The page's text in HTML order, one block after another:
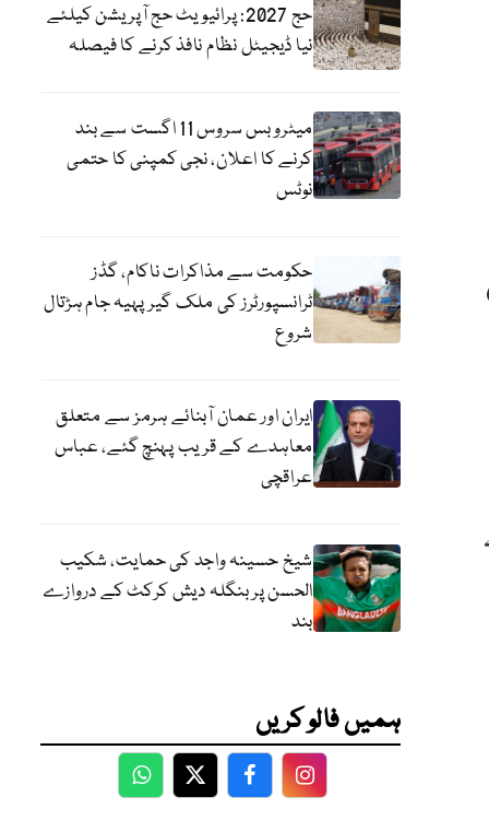
حج 2027: پرائیویٹ حج آپریشن کیلئے
نیا ڈیجیٹل نظام نافذ کرنے کا فیصلہ
میٹرو بس سروس 11 اگست سے بند
کرنے کا اعلان، نجی کمپنی کا حتمی
نوٹس
حکومت سے مذاکرات ناکام، گڈز
ٹرانسپورٹرز کی ملک گیر پہیہ جام ہڑتال
شروع
ایران اور عمان آبنائے ہرمز سے متعلق
معاہدے کے قریب پہنچ گئے، عباس
عراقچی
شیخ حسینہ واجد کی حمایت، شکیب
الحسن پر بنگلہ دیش کرکٹ کے دروازے
بند
ہمیں فالو کریں
WhatsApp
TwitterFacebookFacebook